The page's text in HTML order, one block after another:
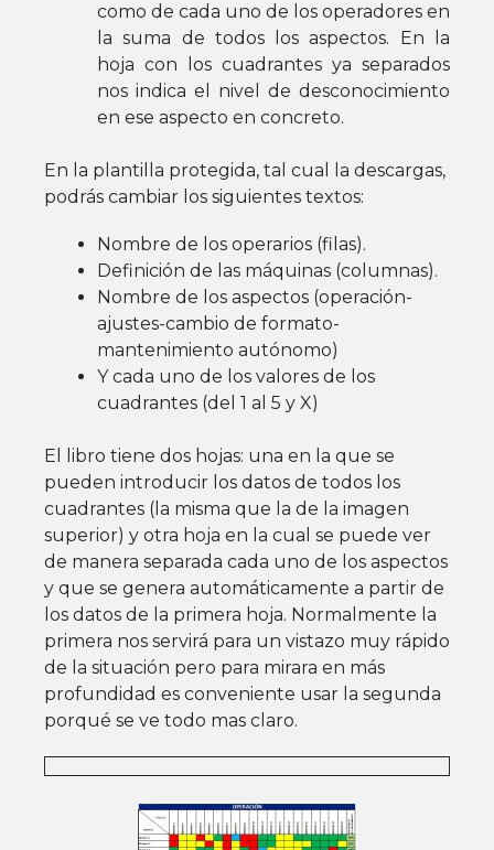
como de cada uno de los operadores en
la suma de todos los aspectos. En la
hoja con los cuadrantes ya separados
nos indica el nivel de desconocimiento
en ese aspecto en concreto.
En la plantilla protegida, tal cual la descargas,
podrás cambiar los siguientes textos:
Nombre de los operarios (filas).
Definición de las máquinas (columnas).
Nombre de los aspectos (operación-
ajustes-cambio de formato-
mantenimiento autónomo)
Y cada uno de los valores de los
cuadrantes (del 1 al 5 y X)
El libro tiene dos hojas: una en la que se
pueden introducir los datos de todos los
cuadrantes (la misma que la de la imagen
superior) y otra hoja en la cual se puede ver
de manera separada cada uno de los aspectos
y que se genera automáticamente a partir de
los datos de la primera hoja. Normalmente la
primera nos servirá para un vistazo muy rápido
de la situación pero para mirara en más
profundidad es conveniente usar la segunda
porqué se ve todo mas claro.